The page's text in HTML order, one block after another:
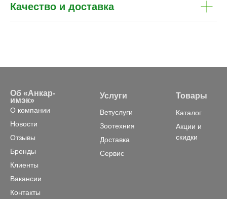
Качество и доставка
Об «Анкар-
имэк»
О компании
Новости
Отзывы
Бренды
Клиенты
Вакансии
Контакты
Услуги
Ветуслуги
Доставка
Сервис
Зоотехния
Товары
Каталог
Акции и
скидки